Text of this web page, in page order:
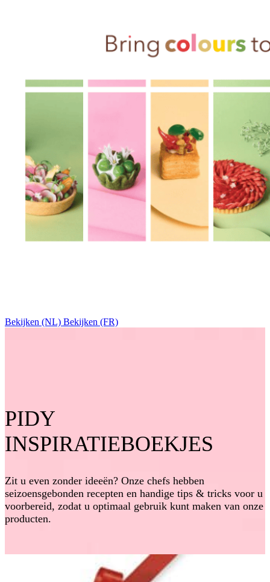
Bekijken (NL) Bekijken (FR)
PIDY
INSPIRATIEBOEKJES
Zit u even zonder ideeën? Onze chefs hebben
seizoensgebonden recepten en handige tips & tricks voor u
voorbereid, zodat u optimaal gebruik kunt maken van onze
producten.